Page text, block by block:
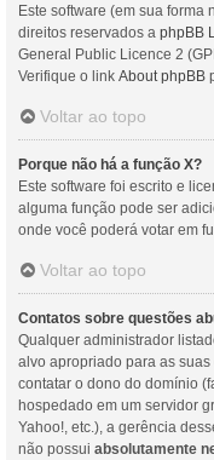
Este software (em sua
direitos reservados a phpBB
General Public Licence 2
Verifique o link About phpBB
Voltar ao topo
Porque não há a função X?
Este software foi escrito e
alguma função pode ser
onde você poderá votar em
Voltar ao topo
Contatos sobre questões
Qualquer administrador
alvo apropriado para as
contatar o dono do domínio
hospedado em um servidor
Yahoo!, etc.), a gerência
não possui absolutamente